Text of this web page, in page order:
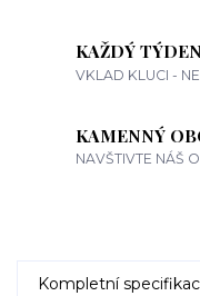
KAŽDÝ
VKLAD KLUCI -
KAMENNÝ
NAVŠTIVTE NÁŠ
Kompletní